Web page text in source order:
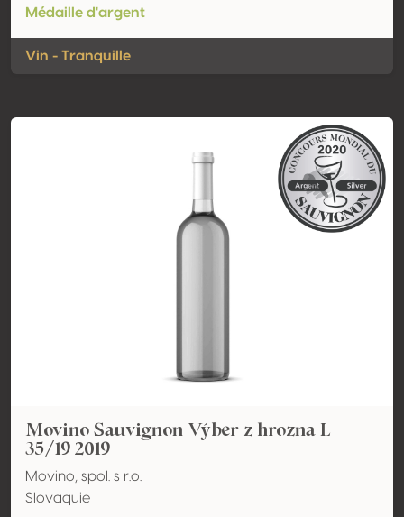
Médaille d'argent
Vin - Tranquille
Movino Sauvignon Výber z hrozna L
35/19 2019
Movino, spol. s r.o.
Slovaquie